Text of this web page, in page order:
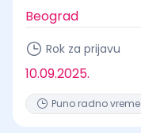
Beograd
Rok za prijavu
10.09.2025.
Puno radno vreme